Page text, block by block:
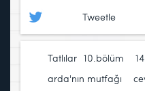
Tweetle
Tatlılar 10.bölüm
arda'nın mutfağı